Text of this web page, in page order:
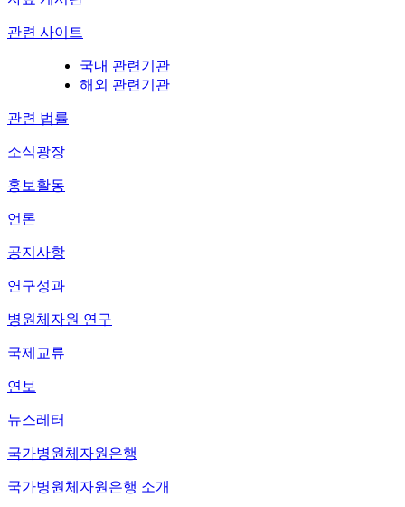
관련 사이트
국내 관련기관
해외 관련기관
관련 법률
소식광장
홍보활동
언론
공지사항
연구성과
병원체자원 연구
국제교류
연보
뉴스레터
국가병원체자원은행
국가병원체자원은행 소개